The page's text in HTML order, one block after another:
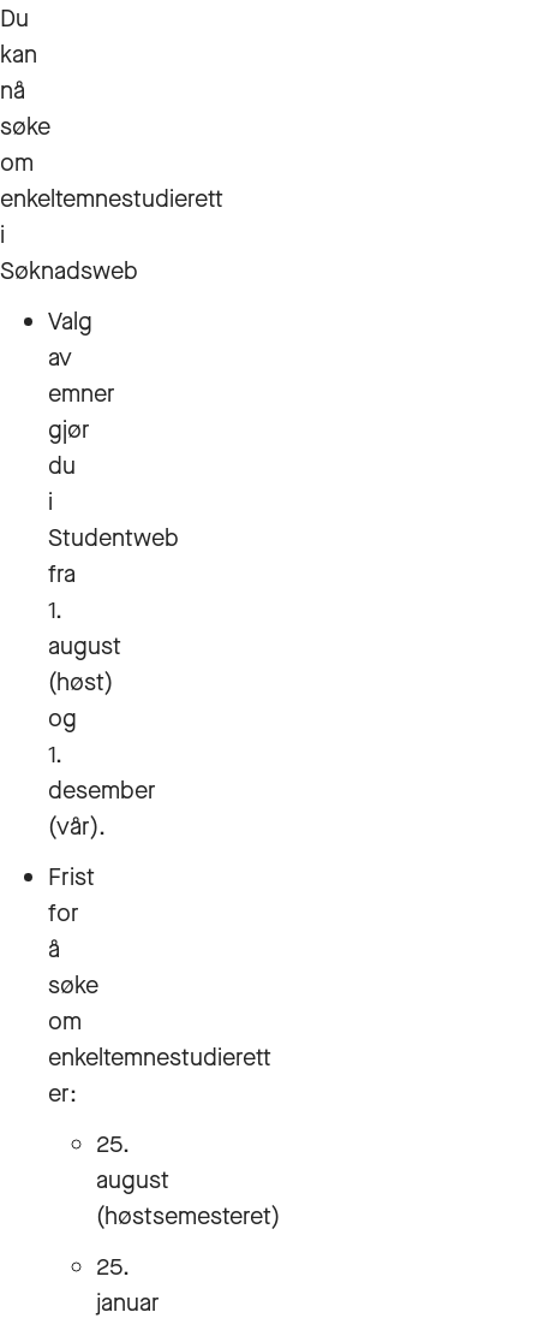
Du
kan
nå
søke
om
enkeltemnestudierett
i
Søknadsweb
Valg
av
emner
gjør
du
i
Studentweb
fra
1.
august
(høst)
og
1.
desember
(vår).
Frist
for
å
søke
om
enkeltemnestudierett
er:
25.
august
(høstsemesteret)
25.
januar